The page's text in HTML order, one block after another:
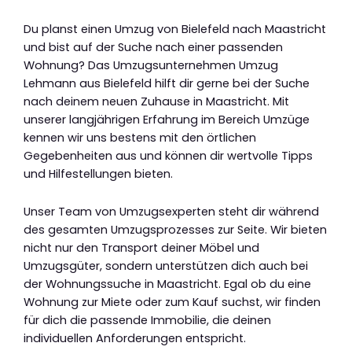
Du planst einen Umzug von Bielefeld nach Maastricht
und bist auf der Suche nach einer passenden
Wohnung? Das Umzugsunternehmen Umzug
Lehmann aus Bielefeld hilft dir gerne bei der Suche
nach deinem neuen Zuhause in Maastricht. Mit
unserer langjährigen Erfahrung im Bereich Umzüge
kennen wir uns bestens mit den örtlichen
Gegebenheiten aus und können dir wertvolle Tipps
und Hilfestellungen bieten.
Unser Team von Umzugsexperten steht dir während
des gesamten Umzugsprozesses zur Seite. Wir bieten
nicht nur den Transport deiner Möbel und
Umzugsgüter, sondern unterstützen dich auch bei
der Wohnungssuche in Maastricht. Egal ob du eine
Wohnung zur Miete oder zum Kauf suchst, wir finden
für dich die passende Immobilie, die deinen
individuellen Anforderungen entspricht.